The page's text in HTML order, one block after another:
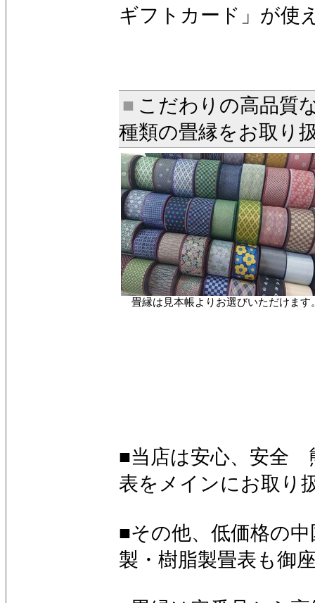
ギフトカード」が使
■ こだわりの高品質
種類の畳縁をお取り
畳縁は見本帳よりお選びいただけます
■当店は安心、安全
表をメインにお取り
■その他、低価格の
製・樹脂製畳表も御